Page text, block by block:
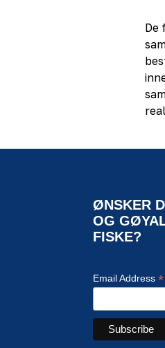
De
ØNSKER
OG
FISKE?
Email Address *